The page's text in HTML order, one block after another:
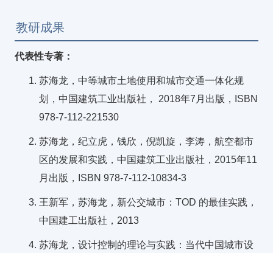
教研成果
代表性专著：
苏海龙，中等城市土地使用和城市交通一体化规
划，中国建筑工业出版社， 2018年7月出版，ISBN
978-7-112-221530
苏海龙，纪立虎，钱欣，倪凯旋，李涛，航空都市
区的发展和实践，中国建筑工业出版社，2015年11
月出版，ISBN 978-7-112-10834-3
王新军，苏海龙，新公交城市：TOD 的最佳实践，
中国建工出版社，2013
苏海龙，设计控制的理论与实践：当代中国城市设